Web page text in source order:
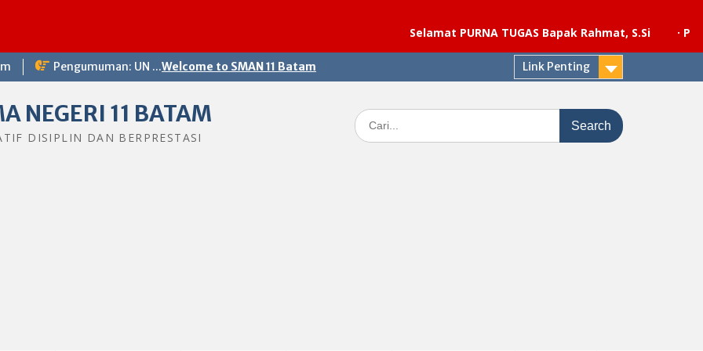
Selamat PURNA TUGAS Bapak Rahmat, S.Si
·
Pengumuman: UN ...Welcome to SMAN 11 Batam Link Penting
NEGERI 11 BATAM
DISIPLIN DAN BERPRESTASI
Search
for: